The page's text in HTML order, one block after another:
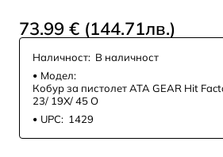
73.99 € (144.71лв.)
Наличност: В наличност
Модел:
Кобур за пистолет ATA GEAR Hit
23/ 19X/ 45 O
UPC: 1429